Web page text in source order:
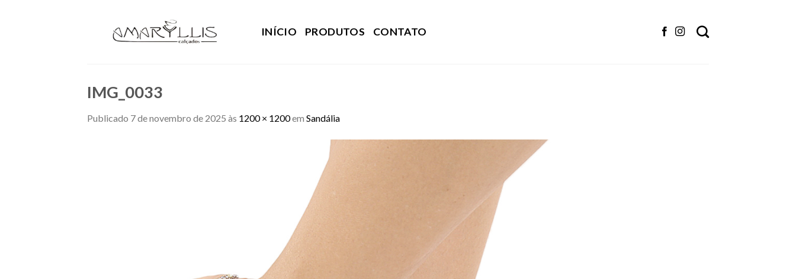
INÍCIO PRODUTOS CONTATO
IMG_0033
Publicado 7 de novembro de 2025 às 1200 × 1200em Sandália